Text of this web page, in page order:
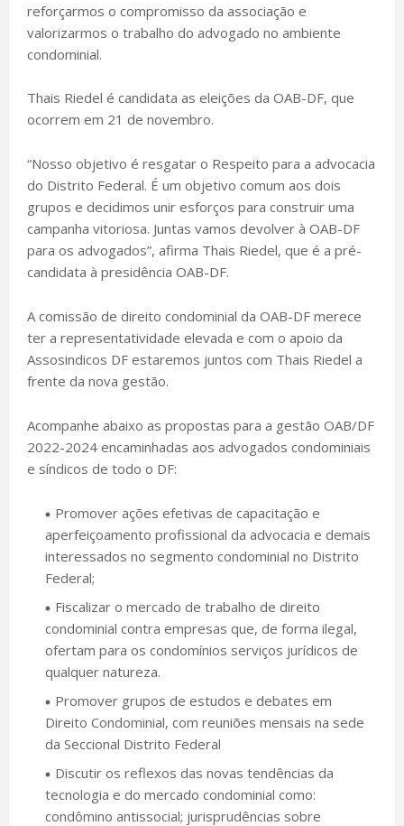
reforçarmos o compromisso da associação e
valorizarmos o trabalho do advogado no ambiente
condominial.
Thais Riedel é candidata as eleições da OAB-DF, que
ocorrem em 21 de novembro.
“Nosso objetivo é resgatar o Respeito para a advocacia
do Distrito Federal. É um objetivo comum aos dois
grupos e decidimos unir esforços para construir uma
campanha vitoriosa. Juntas vamos devolver à OAB-DF
para os advogados”, afirma Thais Riedel, que é a pré-
candidata à presidência OAB-DF.
A comissão de direito condominial da OAB-DF merece
ter a representatividade elevada e com o apoio da
Assosindicos DF estaremos juntos com Thais Riedel a
frente da nova gestão.
Acompanhe abaixo as propostas para a gestão OAB/DF
2022-2024 encaminhadas aos advogados condominiais
e síndicos de todo o DF:
Promover ações efetivas de capacitação e
aperfeiçoamento profissional da advocacia e demais
interessados no segmento condominial no Distrito
Federal;
Fiscalizar o mercado de trabalho de direito
condominial contra empresas que, de forma ilegal,
ofertam para os condomínios serviços jurídicos de
qualquer natureza.
Promover grupos de estudos e debates em
Direito Condominial, com reuniões mensais na sede
da Seccional Distrito Federal
Discutir os reflexos das novas tendências da
tecnologia e do mercado condominial como:
condômino antissocial; jurisprudências sobre